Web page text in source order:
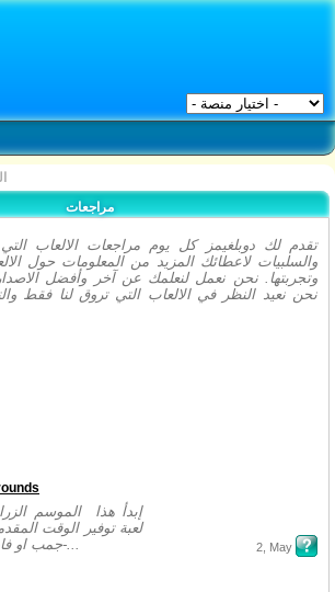
مراجعات
تقدم لك دوبلغيمز كل يوم مراجعات الالعاب
والسلبيات لاعطائك المزيد من المعلومات حول
وتجربتها. نحن نعمل لنعلمك عن آخر وأفضل
نحن نعيد النظر في الالعاب التي تروق لنا فقط
إبدأ هذا الموسم
لعبة توفير الوقت
جمب او فان غيمز-...
2, May